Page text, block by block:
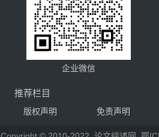
企业微信
推荐栏目
版权声明 免责声明